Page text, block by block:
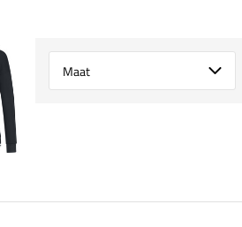
Select {option} for {name}